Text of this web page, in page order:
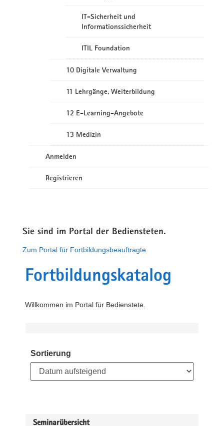
IT-Sicherheit und
Informationssicherheit
ITIL Foundation
10 Digitale Verwaltung
11 Lehrgänge, Weiterbildung
12 E-Learning-Angebote
13 Medizin
Anmelden
Registrieren
Sie sind im Portal der Bediensteten.
Zum Portal für Fortbildungsbeauftragte
Fortbildungskatalog
Willkommen im Portal für Bedienstete.
Sortierung
Seminarübersicht